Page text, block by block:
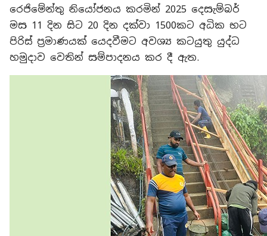
රෙජිමේන්තු නියෝජනය කරමින් 2025 දෙසැම්බර්
මස 11 දින සිට 20 දින දක්වා 1500කට අධික භට
පිරිස් ප්‍රමාණයක් යෙදවීමට අවශ්‍ය කටයුතු යුද්ධ
හමුදාව වෙතින් සම්පාදනය කර දී ඇත.